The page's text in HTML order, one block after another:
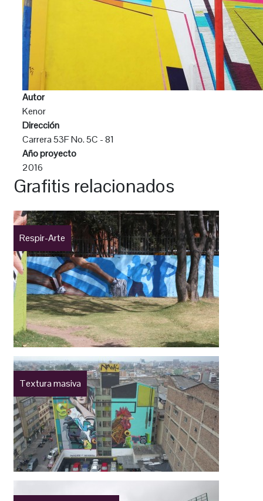
Autor
Kenor
Dirección
Carrera 53F No. 5C - 81
Año proyecto
2016
Grafitis relacionados
Respir-Arte
Textura masiva